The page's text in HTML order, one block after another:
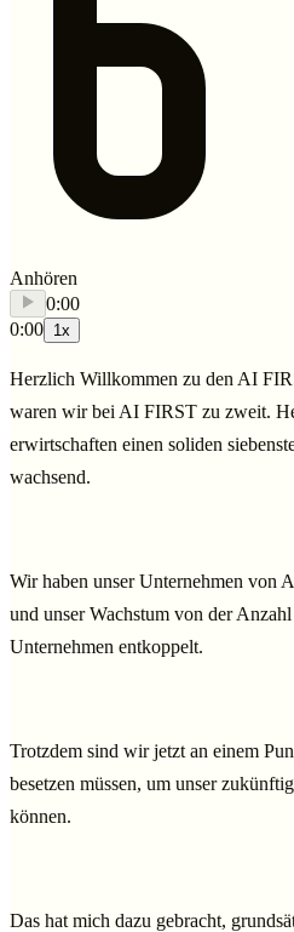
Anhören
0:00
0:00 1x
Herzlich Willkommen zu den AI
waren wir bei AI FIRST zu zweit.
erwirtschaften einen soliden
wachsend.
Wir haben unser Unternehmen von
und unser Wachstum von der
Unternehmen entkoppelt.
Trotzdem sind wir jetzt an einem
besetzen müssen, um unser
können.
Das hat mich dazu gebracht,